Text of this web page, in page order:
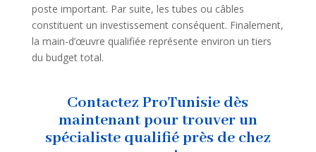
poste important. Par suite, les tubes ou câbles
constituent un investissement conséquent. Finalement,
la main-d’œuvre qualifiée représente environ un tiers
du budget total.
Contactez ProTunisie dès
maintenant pour trouver un
spécialiste qualifié près de chez